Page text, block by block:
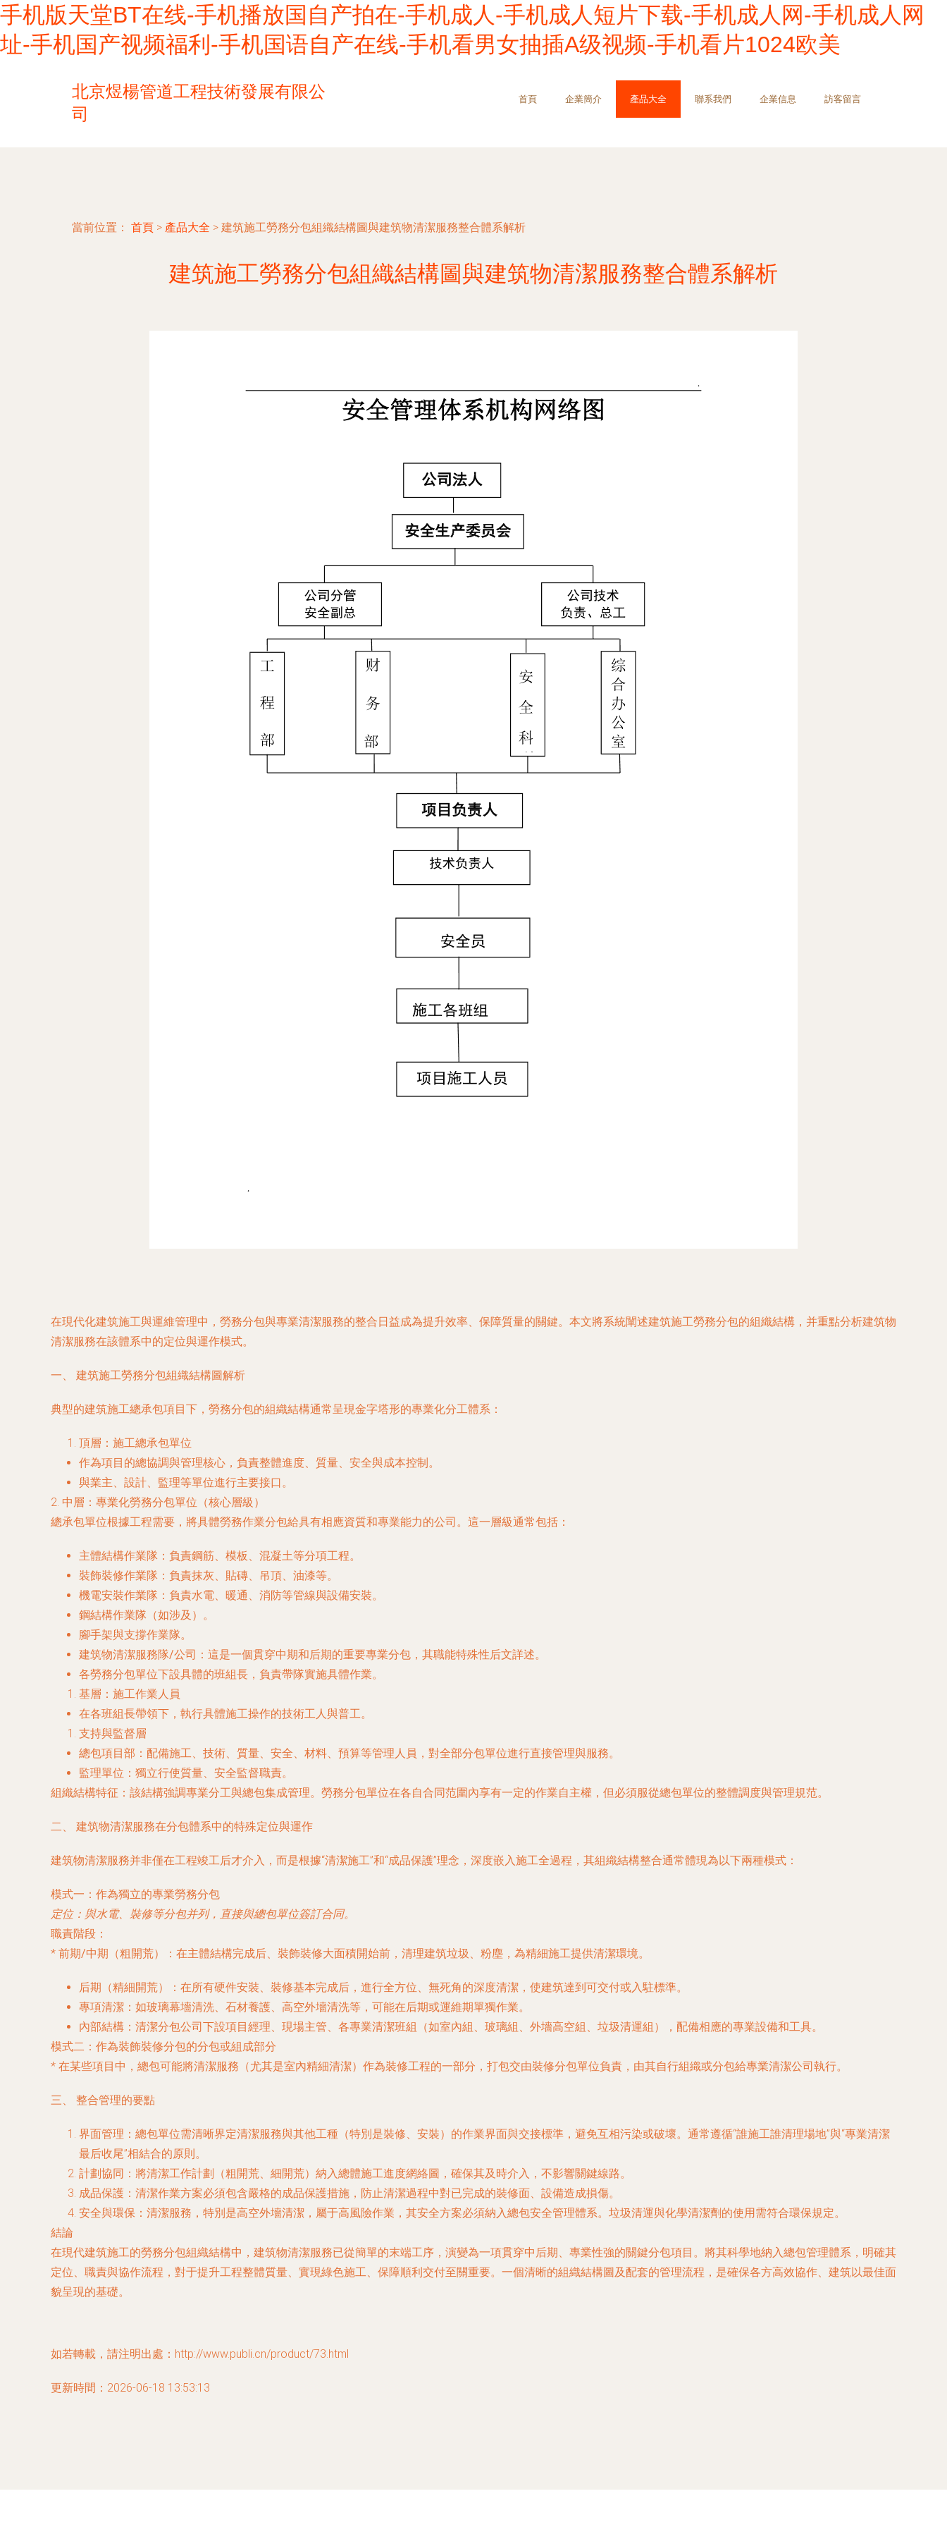
手机版天堂BT在线-手机播放国自产拍在-手机成人-手机成人短片下载-手机成人网-手机成人网
址-手机国产视频福利-手机国语自产在线-手机看男女抽插A级视频-手机看片1024欧美
北京煜楊管道工程技術發展有限公
司
首頁 企業簡介 產品大全 聯系我們 企業信息 訪客留言
當前位置： 首頁 > 產品大全 > 建筑施工勞務分包組織結構圖與建筑物清潔服務整合體系解析
建筑施工勞務分包組織結構圖與建筑物清潔服務整合體系解析
在現代化建筑施工與運維管理中，勞務分包與專業清潔服務的整合日益成為提升效率、保障質量的關鍵。本文將系統闡述建筑施工勞務分包的組織結構，并重點分析建筑物
清潔服務在該體系中的定位與運作模式。
一、 建筑施工勞務分包組織結構圖解析
典型的建筑施工總承包項目下，勞務分包的組織結構通常呈現金字塔形的專業化分工體系：
頂層：施工總承包單位
作為項目的總協調與管理核心，負責整體進度、質量、安全與成本控制。
與業主、設計、監理等單位進行主要接口。
2. 中層：專業化勞務分包單位（核心層級）
總承包單位根據工程需要，將具體勞務作業分包給具有相應資質和專業能力的公司。這一層級通常包括：
主體結構作業隊 ：負責鋼筋、模板、混凝土等分項工程。
裝飾裝修作業隊 ：負責抹灰、貼磚、吊頂、油漆等。
機電安裝作業隊 ：負責水電、暖通、消防等管線與設備安裝。
鋼結構作業隊 （如涉及）。
腳手架與支撐作業隊。
建筑物清潔服務隊/公司 ：這是一個貫穿中期和后期的重要專業分包，其職能特殊性后文詳述。
各勞務分包單位下設具體的班組長 ，負責帶隊實施具體作業。
基層：施工作業人員
在各班組長帶領下，執行具體施工操作的技術工人與普工。
支持與監督層
總包項目部 ：配備施工、技術、質量、安全、材料、預算等管理人員，對全部分包單位進行直接管理與服務。
監理單位 ：獨立行使質量、安全監督職責。
組織結構特征 ：該結構強調專業分工與總包集成管理。勞務分包單位在各自合同范圍內享有一定的作業自主權，但必須服從總包單位的整體調度與管理規范。
二、 建筑物清潔服務在分包體系中的特殊定位與運作
建筑物清潔服務并非僅在工程竣工后才介入，而是根據“清潔施工”和“成品保護”理念，深度嵌入施工全過程，其組織結構整合通常體現為以下兩種模式：
模式一：作為獨立的專業勞務分包
定位：與水電、裝修等分包并列，直接與總包單位簽訂合同。
職責階段 ：
* 前期/中期（粗開荒） ：在主體結構完成后、裝飾裝修大面積開始前，清理建筑垃圾、粉塵，為精細施工提供清潔環境。
后期（精細開荒）
：在所有硬件安裝、裝修基本完成后，進行全方位、無死角的深度清潔，使建筑達到可交付或入駐標準。
專項清潔 ：如玻璃幕墻清洗、石材養護、高空外墻清洗等，可能在后期或運維期單獨作業。
內部結構 ：清潔分包公司下設項目經理、現場主管、各專業清潔班組（如室內組、玻璃組、外墻高空組、垃圾清運組），配備相應的專業設備和工具。
模式二：作為裝飾裝修分包的分包或組成部分
* 在某些項目中，總包可能將清潔服務（尤其是室內精細清潔）作為裝修工程的一部分，打包交由裝修分包單位負責，由其自行組織或分包給專業清潔公司執行。
三、 整合管理的要點
界面管理 ：總包單位需清晰界定清潔服務與其他工種（特別是裝修、安裝）的作業界面與交接標準，避免互相污染或破壞。通常遵循“誰施工誰清理場地”與“專業清潔
最后收尾”相結合的原則。
計劃協同 ：將清潔工作計劃（粗開荒、細開荒）納入總體施工進度網絡圖，確保其及時介入，不影響關鍵線路。
成品保護 ：清潔作業方案必須包含嚴格的成品保護措施，防止清潔過程中對已完成的裝修面、設備造成損傷。
安全與環保 ：清潔服務，特別是高空外墻清潔，屬于高風險作業，其安全方案必須納入總包安全管理體系。垃圾清運與化學清潔劑的使用需符合環保規定。
結論
在現代建筑施工的勞務分包組織結構中，建筑物清潔服務已從簡單的末端工序，演變為一項貫穿中后期、專業性強的關鍵分包項目。將其科學地納入總包管理體系，明確其
定位、職責與協作流程，對于提升工程整體質量、實現綠色施工、保障順利交付至關重要。一個清晰的組織結構圖及配套的管理流程，是確保各方高效協作、建筑以最佳面
貌呈現的基礎。
如若轉載，請注明出處：http://www.publi.cn/product/73.html
更新時間：2026-06-18 13:53:13